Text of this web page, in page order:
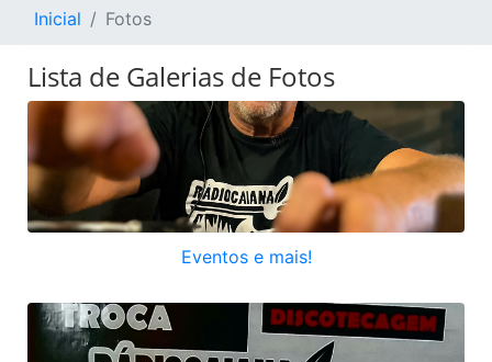
Inicial Fotos
Lista de Galerias de Fotos
Eventos e mais!